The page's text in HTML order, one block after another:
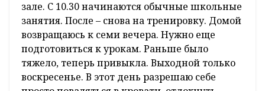
зале. С 10.30 начинаются обычные школьные
занятия. После – снова на тренировку. Домой
возвращаюсь к семи вечера. Нужно еще
подготовиться к урокам. Раньше было
тяжело, теперь привыкла. Выходной только
воскресенье. В этот день разрешаю себе